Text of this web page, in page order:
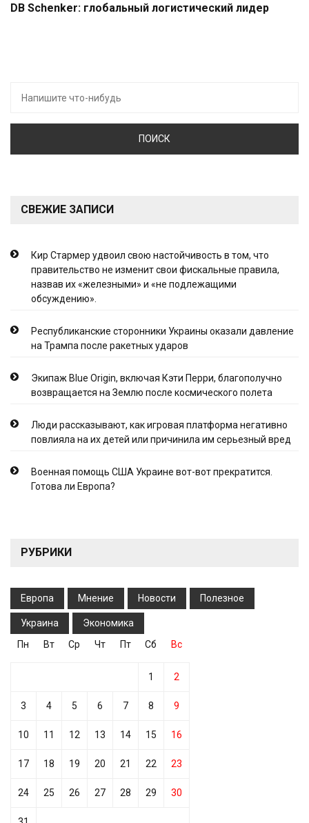
DB Schenker: глобальный логистический лидер
СВЕЖИЕ ЗАПИСИ
Кир Стармер удвоил свою настойчивость в том, что
правительство не изменит свои фискальные правила,
назвав их «железными» и «не подлежащими
обсуждению».
Республиканские сторонники Украины оказали давление
на Трампа после ракетных ударов
Экипаж Blue Origin, включая Кэти Перри, благополучно
возвращается на Землю после космического полета
Люди рассказывают, как игровая платформа негативно
повлияла на их детей или причинила им серьезный вред
Военная помощь США Украине вот-вот прекратится.
Готова ли Европа?
РУБРИКИ
Европа Мнение Новости Полезное
Украина
Экономика
Пн
Вт Ср Чт Пт Сб Вс
1 2
3 4 5 6 7 8 9
10 11 12 13 14 15 16
17 18 19 20 21 22 23
24 25 26 27 28 29 30